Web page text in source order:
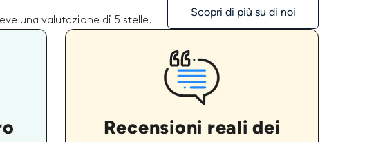
una valutazione di 5 stelle.
Scopri di più su di noi
Recensioni reali dei